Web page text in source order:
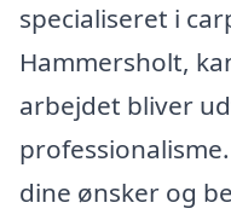
specialiseret i
Hammersholt,
arbejdet bliver
dine ønsker og